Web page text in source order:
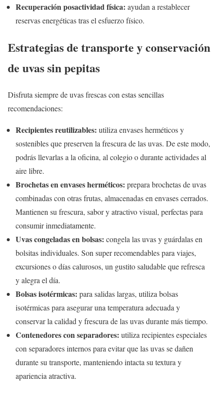
Recuperación posactividad física: ayudan a restablecer
reservas energéticas tras el esfuerzo físico.
Estrategias de transporte y conservación
de uvas sin pepitas
Disfruta siempre de uvas frescas con estas sencillas
recomendaciones:
Recipientes reutilizables: utiliza envases herméticos y
sostenibles que preserven la frescura de las uvas. De este modo,
podrás llevarlas a la oficina, al colegio o durante actividades al
aire libre.
Brochetas en envases herméticos: prepara brochetas de uvas
combinadas con otras frutas, almacenadas en envases cerrados.
Mantienen su frescura, sabor y atractivo visual, perfectas para
consumir inmediatamente.
Uvas congeladas en bolsas: congela las uvas y guárdalas en
bolsitas individuales. Son super recomendables para viajes,
excursiones o días calurosos, un gustito saludable que refresca
y alegra el día.
Bolsas isotérmicas: para salidas largas, utiliza bolsas
isotérmicas para asegurar una temperatura adecuada y
conservar la calidad y frescura de las uvas durante más tiempo.
Contenedores con separadores: utiliza recipientes especiales
con separadores internos para evitar que las uvas se dañen
durante su transporte, manteniendo intacta su textura y
apariencia atractiva.